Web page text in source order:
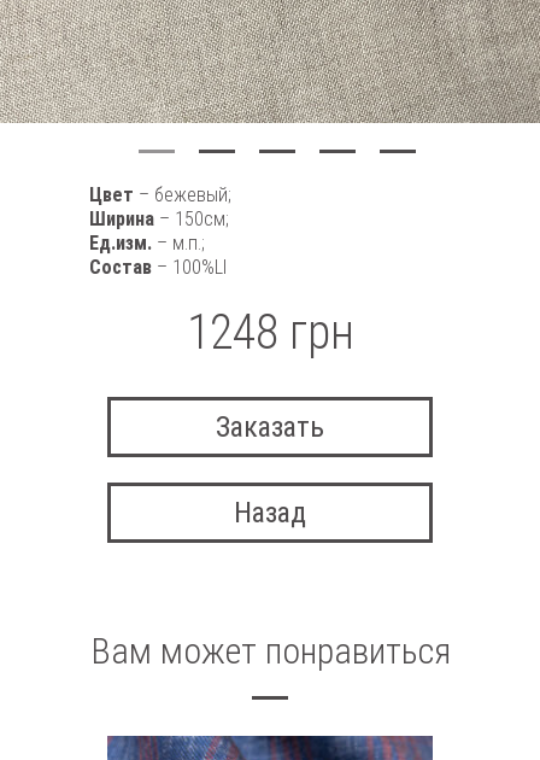
Цвет – бежевый;
Ширина – 150см;
Ед.изм. – м.п.;
Состав – 100%LI
1248 грн
Заказать
Назад
Вам может понравиться